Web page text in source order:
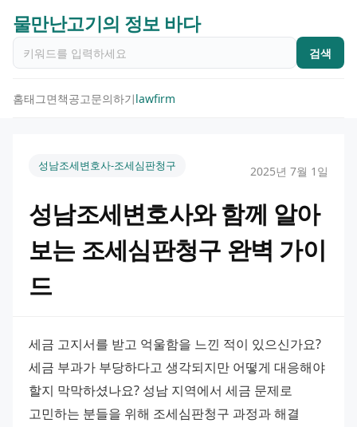
물만난고기의 정보 바다
검색
홈태그면책공고문의하기lawfirm
성남조세변호사-조세심판청구 2025년 7월 1일
성남조세변호사와 함께 알아
보는 조세심판청구 완벽 가이
드
세금 고지서를 받고 억울함을 느낀 적이 있으신가요?
세금 부과가 부당하다고 생각되지만 어떻게 대응해야
할지 막막하셨나요? 성남 지역에서 세금 문제로
고민하는 분들을 위해 조세심판청구 과정과 해결